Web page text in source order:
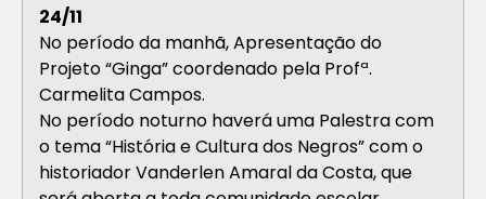
24/11
No período da manhã, Apresentação do
Projeto “Ginga” coordenado pela Profª.
Carmelita Campos.
No período noturno haverá uma Palestra com
o tema “História e Cultura dos Negros” com o
historiador Vanderlen Amaral da Costa, que